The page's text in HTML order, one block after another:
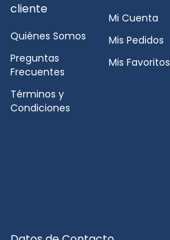
cliente
Quiénes Somos
Preguntas
Frecuentes
Términos y
Condiciones
Mi Cuenta
Mis Pedidos
Mis Favoritos